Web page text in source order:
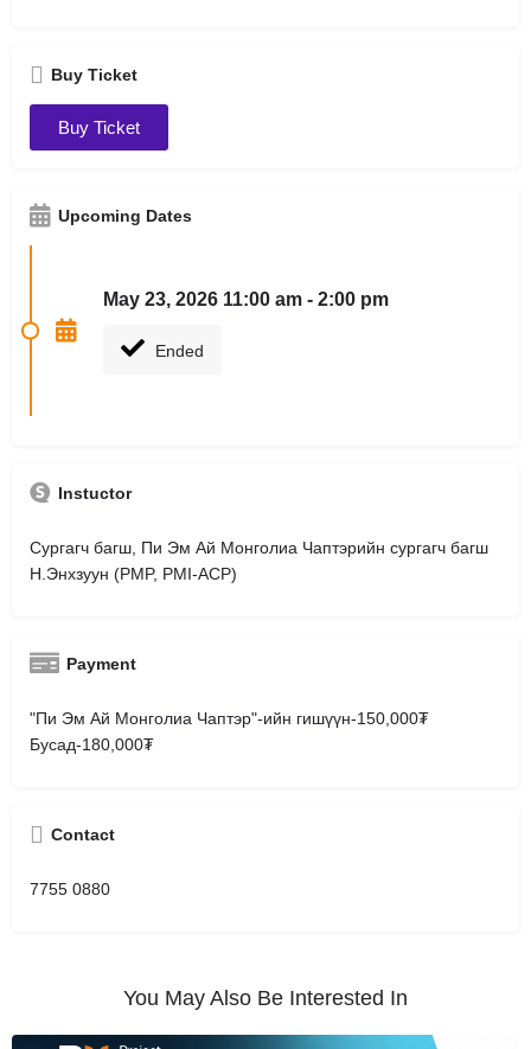
Buy Ticket
Buy Ticket
Upcoming Dates
May 23, 2026 11:00 am - 2:00 pm
Ended
Instuctor
Сургагч багш, Пи Эм Ай Монголиа Чаптэрийн сургагч багш
Н.Энхзуун (PMP, PMI-ACP)
Payment
"Пи Эм Ай Монголиа Чаптэр"-ийн гишүүн-150,000₮
Бусад-180,000₮
Contact
7755 0880
You May Also Be Interested In